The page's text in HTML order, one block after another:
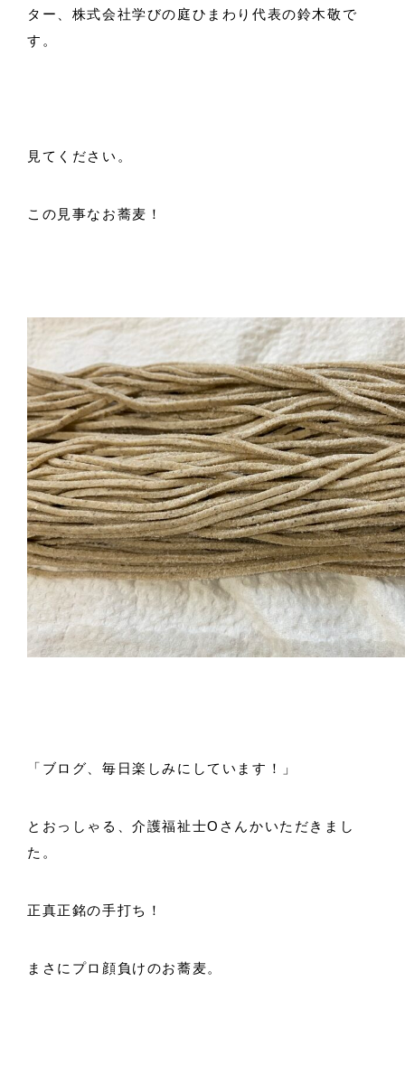
ター、株式会社学びの庭ひまわり代表の鈴木敬で
す。
見てください。
この見事なお蕎麦！
「ブログ、毎日楽しみにしています！」
とおっしゃる、介護福祉士Oさんかいただきまし
た。
正真正銘の手打ち！
まさにプロ顔負けのお蕎麦。